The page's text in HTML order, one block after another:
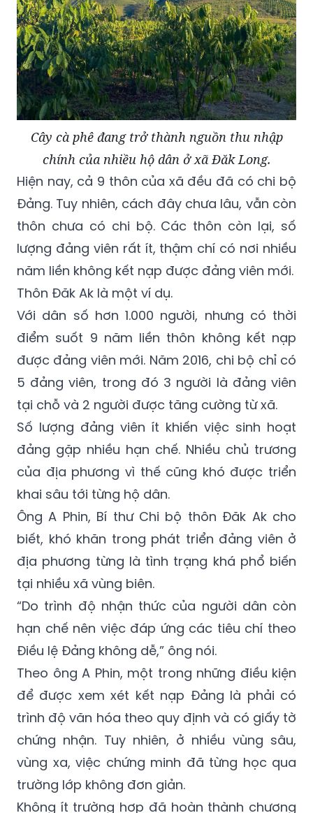
Cây cà phê đang trở thành nguồn thu nhập
chính của nhiều hộ dân ở xã Đăk Long.
Hiện nay, cả 9 thôn của xã đều đã có chi bộ
Đảng. Tuy nhiên, cách đây chưa lâu, vẫn còn
thôn chưa có chi bộ. Các thôn còn lại, số
lượng đảng viên rất ít, thậm chí có nơi nhiều
năm liền không kết nạp được đảng viên mới.
Thôn Đăk Ak là một ví dụ.
Với dân số hơn 1.000 người, nhưng có thời
điểm suốt 9 năm liền thôn không kết nạp
được đảng viên mới. Năm 2016, chi bộ chỉ có
5 đảng viên, trong đó 3 người là đảng viên
tại chỗ và 2 người được tăng cường từ xã.
Số lượng đảng viên ít khiến việc sinh hoạt
đảng gặp nhiều hạn chế. Nhiều chủ trương
của địa phương vì thế cũng khó được triển
khai sâu tới từng hộ dân.
Ông A Phin, Bí thư Chi bộ thôn Đăk Ak cho
biết, khó khăn trong phát triển đảng viên ở
địa phương từng là tình trạng khá phổ biến
tại nhiều xã vùng biên.
“Do trình độ nhận thức của người dân còn
hạn chế nên việc đáp ứng các tiêu chí theo
Điều lệ Đảng không dễ,” ông nói.
Theo ông A Phin, một trong những điều kiện
để được xem xét kết nạp Đảng là phải có
trình độ văn hóa theo quy định và có giấy tờ
chứng nhận. Tuy nhiên, ở nhiều vùng sâu,
vùng xa, việc chứng minh đã từng học qua
trường lớp không đơn giản.
Không ít trường hợp đã hoàn thành chương